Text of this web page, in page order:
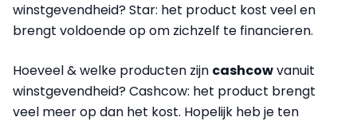
winstgevendheid? Star: het product kost veel en
brengt voldoende op om zichzelf te financieren.
Hoeveel & welke producten zijn cashcowvanuit
winstgevendheid? Cashcow: het product brengt
veel meer op dan het kost. Hopelijk heb je ten